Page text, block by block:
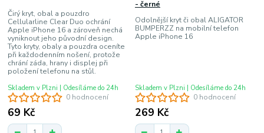
0 hodnocení
Čirý kryt, obal a pouzdro
Cellularline Clear Duo ochrání
Apple iPhone 16 a zároveň nechá
vyniknout jeho původní design.
Tyto kryty, obaly a pouzdra oceníte
při každodenním nošení, protože
chrání záda, hrany i displej při
položení telefonu na stůl.
69 Kč
Skladem v Plzni | Odesíláme do 24h
0 hodnocení
- černé
Odolnější kryt či obal ALIGATOR
BUMPERZZ na mobilní telefon
Apple iPhone 16
269 Kč
Skladem v Plzni | Odesíláme do 24h